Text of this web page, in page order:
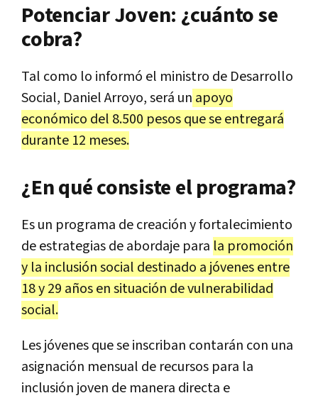
Potenciar Joven: ¿cuánto se
cobra?
Tal como lo informó el ministro de Desarrollo
Social, Daniel Arroyo, será un apoyo
económico del 8.500 pesos que se entregará
durante 12 meses.
¿En qué consiste el programa?
Es un programa de creación y fortalecimiento
de estrategias de abordaje para la promoción
y la inclusión social destinado a jóvenes entre
18 y 29 años en situación de vulnerabilidad
social.
Les jóvenes que se inscriban contarán con una
asignación mensual de recursos para la
inclusión joven de manera directa e